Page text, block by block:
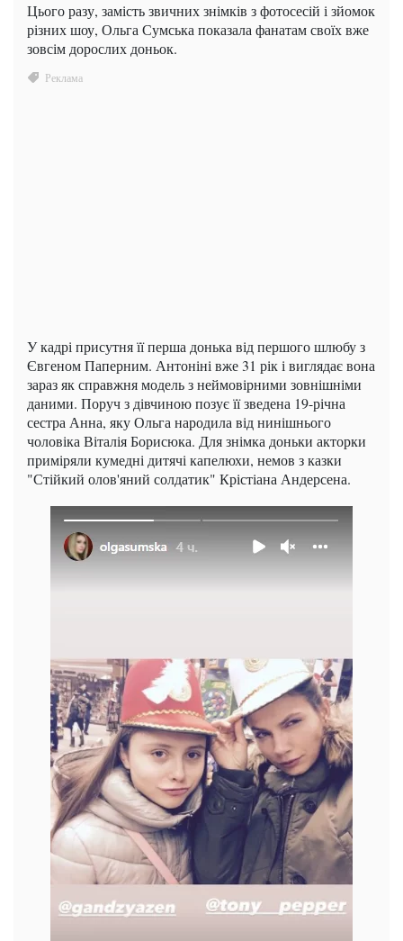
Цього разу, замість звичних знімків з фотосесій і зйомок
різних шоу, Ольга Сумська показала фанатам своїх вже
зовсім дорослих доньок.
У кадрі присутня її перша донька від першого шлюбу з
Євгеном Паперним. Антоніні вже 31 рік і виглядає вона
зараз як справжня модель з неймовірними зовнішніми
даними. Поруч з дівчиною позує її зведена 19-річна
сестра Анна, яку Ольга народила від нинішнього
чоловіка Віталія Борисюка. Для знімка доньки акторки
приміряли кумедні дитячі капелюхи, немов з казки
"Стійкий олов'яний солдатик" Крістіана Андерсена.